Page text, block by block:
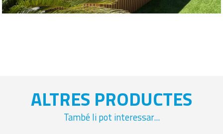
ALTRES PRODUCTES
També li pot interessar...